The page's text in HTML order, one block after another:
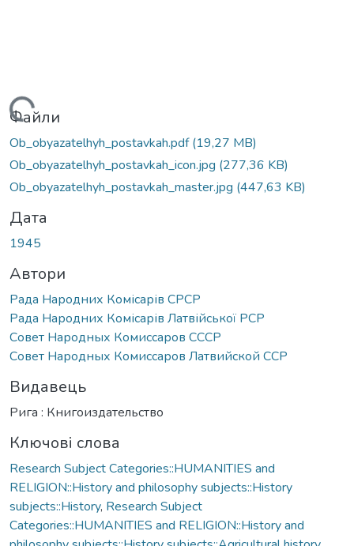
Файли
Ob_obyazatelhyh_postavkah.pdf(19,27 MB)
Ob_obyazatelhyh_postavkah_icon.jpg (277,36 KB)
Ob_obyazatelhyh_postavkah_master.jpg (447,63 KB)
Дата
1945
Автори
Рада Народних Комісарів СРСР
Рада Народних Комісарів Латвійської РСР
Совет Народных Комиссаров СССР
Совет Народных Комиссаров Латвийской ССР
Видавець
Рига : Книгоиздательство
Ключові слова
Research Subject Categories::HUMANITIES and
RELIGION::History and philosophy subjects::History
subjects::History, Research Subject
Categories::HUMANITIES and RELIGION::History and